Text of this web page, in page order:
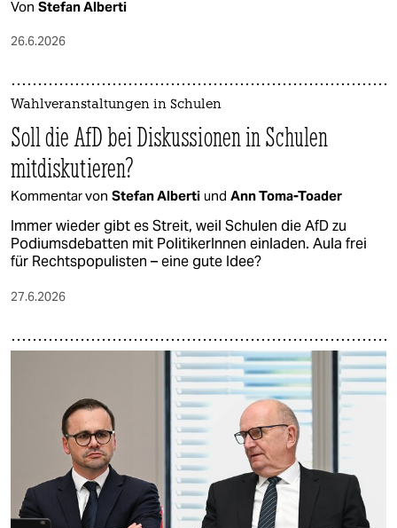
Von Stefan Alberti
26.6.2026
Wahlveranstaltungen in Schulen
Soll die AfD bei Diskussionen in Schulen
mitdiskutieren?
Kommentar von Stefan Alberti und Ann Toma-Toader
Immer wieder gibt es Streit, weil Schulen die AfD zu
Podiumsdebatten mit PolitikerInnen einladen. Aula frei
für Rechtspopulisten – eine gute Idee?
27.6.2026